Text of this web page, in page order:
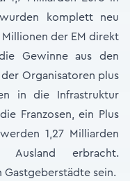
komplett neu
der EM direkt
Gewinne aus den
Organisatoren plus
in die Infrastruktur
Franzosen, ein Plus
1,27 Milliarden
erbracht.
sein.